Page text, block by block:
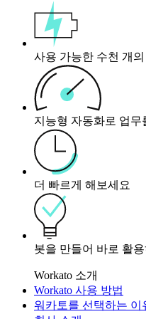
사용 가능한 수천 개
지능형 자동화로 업무
더 빠르게 해보세요
봇을 만들어 바로 활
Workato 소개
Workato 사용 방법
워카토를 선택하는 이